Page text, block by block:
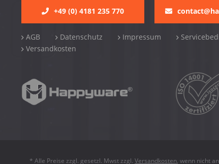
+49 (0) 4181 235 770
AGB Datenschutz Impressum
Versandkosten
* Alle Preise zzgl. gesetzl. Mwst zzgl. Versandkosten, wenn nicht